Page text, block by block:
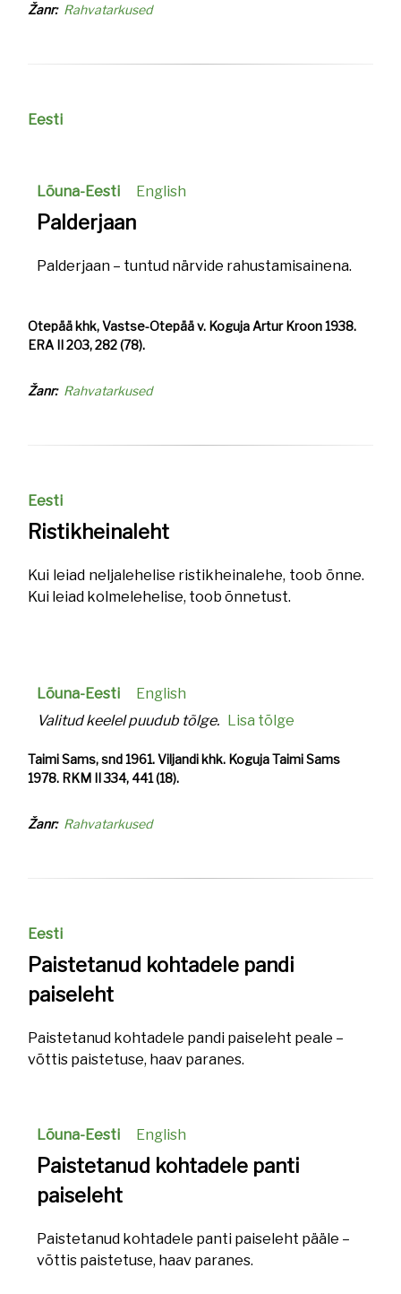
Žanr Rahvatarkused
Eesti
Lõuna-Eesti English
Palderjaan
Palderjaan – tuntud närvide rahustamisainena.
Otepää khk, Vastse-Otepää v. Koguja Artur Kroon 1938.
ERA II 203, 282 (78).
Žanr Rahvatarkused
Eesti
Ristikheinaleht
Kui leiad neljalehelise ristikheinalehe, toob õnne.
Kui leiad kolmelehelise, toob õnnetust.
Lõuna-Eesti
English
Valitud keelel puudub tõlge. Lisa tõlge
Taimi Sams, snd 1961. Viljandi khk. Koguja Taimi Sams
1978. RKM II 334, 441 (18).
Žanr Rahvatarkused
Eesti
Paistetanud kohtadele pandi
paiseleht
Paistetanud kohtadele pandi paiseleht peale –
võttis paistetuse, haav paranes.
Lõuna-Eesti English
Paistetanud kohtadele panti
paiseleht
Paistetanud kohtadele panti paiseleht pääle –
võttis paistetuse, haav paranes.